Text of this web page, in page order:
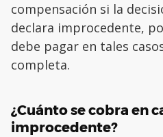
compensación si la
declara improcedente,
debe pagar en tales
completa.
¿Cuánto se cobra en
improcedente?